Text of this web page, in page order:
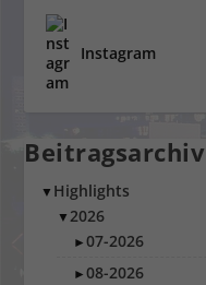
Instagram
Beitragsarchiv
▼ Highlights
▼2026
►07-2026
►08-2026